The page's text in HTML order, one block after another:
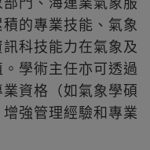
的專業技能、氣象
科技能力在氣象及
學術主任亦可透過
資格（如氣象學碩
強管理經驗和專業